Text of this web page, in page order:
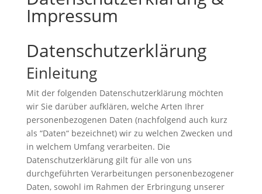
Impressum
Datenschutzerklärung
Einleitung
Mit der folgenden Datenschutzerklärung möchten
wir Sie darüber aufklären, welche Arten Ihrer
personenbezogenen Daten (nachfolgend auch kurz
als “Daten“ bezeichnet) wir zu welchen Zwecken und
in welchem Umfang verarbeiten. Die
Datenschutzerklärung gilt für alle von uns
durchgeführten Verarbeitungen personenbezogener
Daten, sowohl im Rahmen der Erbringung unserer